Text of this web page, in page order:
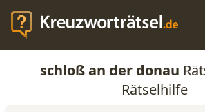
KREUZWORTRÄTSEL-
schloß an der donau
Rätselhilfe